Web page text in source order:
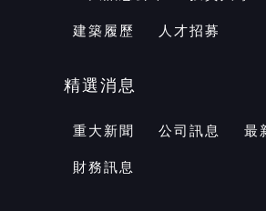
建築履歷
人才招募
精選消息
重大新聞 公司訊息
最
財務訊息